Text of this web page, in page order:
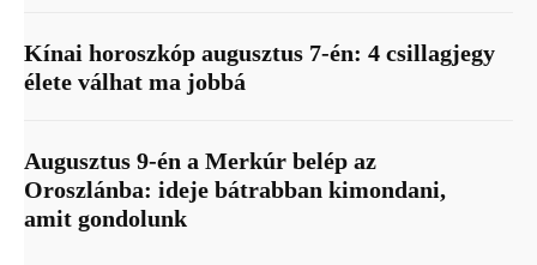
Kínai horoszkóp augusztus 7-én: 4 csillagjegy
élete válhat ma jobbá
Augusztus 9-én a Merkúr belép az
Oroszlánba: ideje bátrabban kimondani,
amit gondolunk